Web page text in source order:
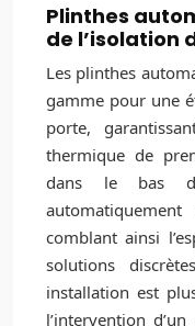
Plinthes
de l’isolation
Les plinthes
gamme pour une
porte,
thermique de
dans le bas
comblant ainsi
solutions
installation est
l’intervention